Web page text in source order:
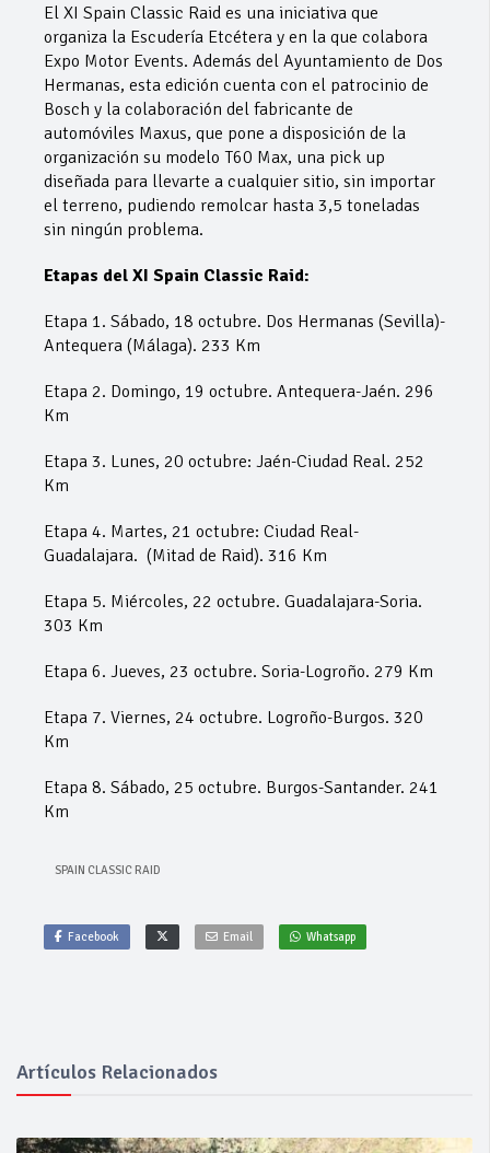
El XI Spain Classic Raid es una iniciativa que
organiza la Escudería Etcétera y en la que colabora
Expo Motor Events. Además del Ayuntamiento de Dos
Hermanas, esta edición cuenta con el patrocinio de
Bosch y la colaboración del fabricante de
automóviles Maxus, que pone a disposición de la
organización su modelo T60 Max, una pick up
diseñada para llevarte a cualquier sitio, sin importar
el terreno, pudiendo remolcar hasta 3,5 toneladas
sin ningún problema.
Etapas del XI Spain Classic Raid:
Etapa 1. Sábado, 18 octubre. Dos Hermanas (Sevilla)-
Antequera (Málaga). 233 Km
Etapa 2. Domingo, 19 octubre. Antequera-Jaén. 296
Km
Etapa 3. Lunes, 20 octubre: Jaén-Ciudad Real. 252
Km
Etapa 4. Martes, 21 octubre: Ciudad Real-
Guadalajara. (Mitad de Raid). 316 Km
Etapa 5. Miércoles, 22 octubre. Guadalajara-Soria.
303 Km
Etapa 6. Jueves, 23 octubre. Soria-Logroño. 279 Km
Etapa 7. Viernes, 24 octubre. Logroño-Burgos. 320
Km
Etapa 8. Sábado, 25 octubre. Burgos-Santander. 241
Km
SPAIN CLASSIC RAID
Facebook Email Whatsapp
Artículos Relacionados